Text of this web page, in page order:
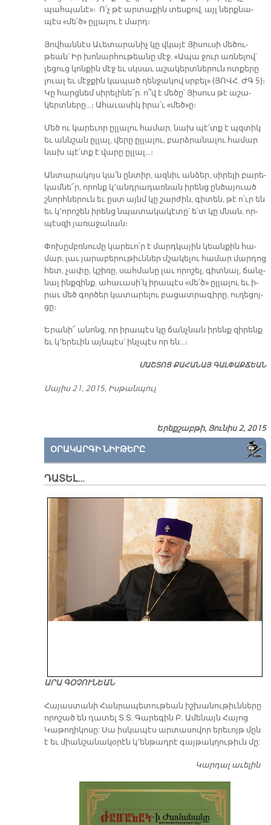
պահ­պա­նէ»։ Ո՛չ թէ ար­տա­քին տես­քով, այլ ներք­նա­
պէս «մե՛ծ» ըլ­լա­լու է մարդ։
Յով­հան­նէս Ա­ւե­տա­րա­նիչ կը վկա­յէ Յի­սու­սի մե­ծու­
թեան՝ Իր խո­նար­հու­թեա­նը մէջ. «Ա­պա ջուր առ­նե­լով՝
լե­ցուց կոն­քին մէջ եւ սկսաւ ա­շա­կերտ­նե­րուն ոտ­քե­րը
լուալ եւ մէջ­քին կա­պած ղեն­ջա­կով սրբել» (ՅՈՎՀ. ԺԳ 5)։
Կը հարց­նեմ սի­րե­լինե՜ր. ո՞վ է մե­ծը՝ Յի­սուս թէ ա­շա­
կերտ­նե­րը…։ Ա­հա­ւա­սիկ ի­րա՛ւ «մեծ»ը։
Մեծ ու կա­րե­ւոր ըլ­լա­լու հա­մար, նախ պէ՛տք է պզտիկ
եւ անն­շան ըլ­լալ, վե­րը ըլ­լա­լու, բարձ­րա­նա­լու հա­մար
նախ պէ՛տք է վա­րը ըլ­լալ…։
Ան­տա­րա­կոյս կա՛ն ըն­տիր, ազ­նիւ ան­ձեր, սի­րե­լի բա­րե­
կամ­նե՜ր, ո­րոնք կ՚անդ­րա­դառ­նան ի­րենց ըն­ծա­յուած
շնորհ­նե­րուն եւ ըստ այնմ կը շար­ժին, գի­տեն, թէ ո՛ւր են
եւ կ՚ո­րո­շեն ի­րենց նպա­տա­կա­կէ­տը՝ ե՛տ կը մնան, որ­
պէս­զի յա­ռա­ջա­նան։
Փո­խըմբռ­նու­մը կա­րե­ւո՛ր է մարդ­կա­յին կեան­քին հա­
մար, լաւ յա­րա­բե­րու­թիւն­ներ մշա­կե­լու հա­մար մար­դոց
հետ, չա­փը, կշի­ռը, սահ­մա­նը լաւ ո­րո­շել, գիտ­նալ, ճանչ­
նալ ինք­զինք. ա­հա­ւա­սի՛կ ի­րա­պէս «մե՛ծ» ըլ­լա­լու եւ ի­
րաւ մեծ գոր­ծեր կա­տա­րե­լու բա­ցատ­րա­գի­րը, ու­ղե­ցոյ­
ցը։
Ե­րա­նի՜ ա­նոնց, որ ի­րա­պէս կը ճանչ­նան ի­րենք զի­րենք
եւ կ՚ե­րե­ւին այն­պէս՝ ինչ­պէս որ են…։
ՄԱՇ­ՏՈՑ ՔԱ­ՀԱ­ՆԱՅ ԳԱԼ­ՓԱՔ­ՃԵԱՆ
Մա­յիս 21, 2015, Իս­թան­պուլ
Երեքշաբթի, Յունիս 2, 2015
ՕՐԱԿԱՐԳԻ ՆԻՒԹԵՐԸ
ԴԱՏԵԼ…
ԱՐԱ ԳՕՉՈՒՆԵԱՆ
​Հայաստանի Հանրապետութեան իշխանութիւնները
որոշած են դատել Տ.Տ. Գարեգին Բ. Ամենայն Հայոց
Կաթողիկոսը: Սա իսկապէս արտասովոր երեւոյթ մըն
է եւ միանշանակօրէն կ՚ենթադրէ գայթակղութիւն մը:
Կարդալ աւելին